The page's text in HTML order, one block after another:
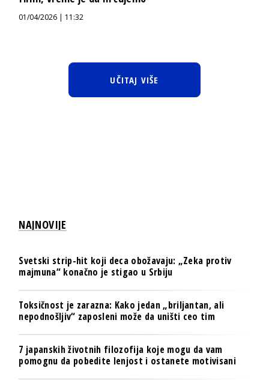
01/04/2026 | 11:32
UČITAJ VIŠE
NAJNOVIJE
Svetski strip-hit koji deca obožavaju: „Zeka protiv
majmuna“ konačno je stigao u Srbiju
Toksičnost je zarazna: Kako jedan „briljantan, ali
nepodnošljiv“ zaposleni može da uništi ceo tim
7 japanskih životnih filozofija koje mogu da vam
pomognu da pobedite lenjost i ostanete motivisani